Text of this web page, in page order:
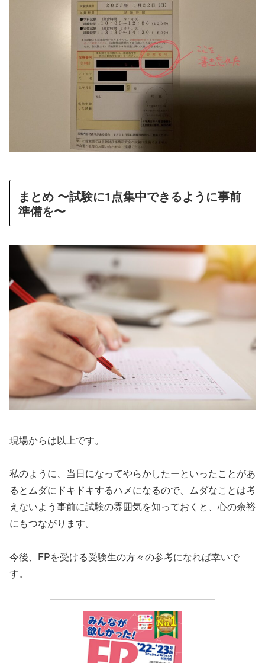
まとめ 〜試験に1点集中できるように事前
準備を〜
現場からは以上です。
私のように、当日になってやらかしたーといったことがあ
るとムダにドキドキするハメになるので、ムダなことは考
えないよう事前に試験の雰囲気を知っておくと、心の余裕
にもつながります。
今後、FPを受ける受験生の方々の参考になれば幸いで
す。